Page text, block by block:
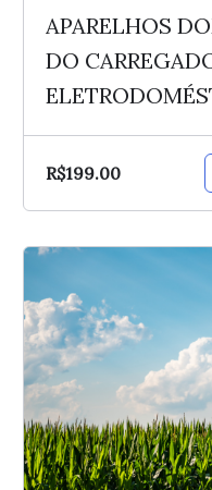
APARELHOS
DO
R$199.00